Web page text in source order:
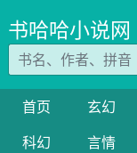
书哈哈小说网
首页 玄幻
科幻
言情